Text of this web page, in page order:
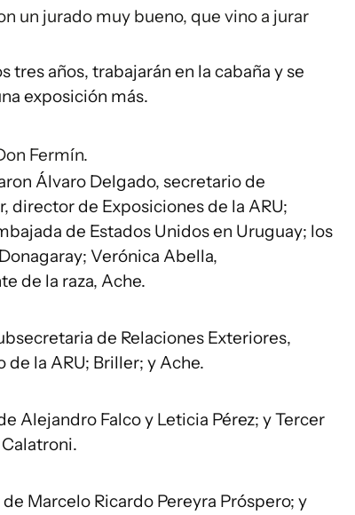
un jurado muy bueno, que vino a jurar
tres años, trabajarán en la cabaña y se
exposición más.
Fermín.
Álvaro Delgado, secretario de
director de Exposiciones de la ARU;
de Estados Unidos en Uruguay; los
Verónica Abella,
de la raza, Ache.
de Relaciones Exteriores,
la ARU; Briller; y Ache.
Alejandro Falco y Leticia Pérez; y Tercer
Marcelo Ricardo Pereyra Próspero; y